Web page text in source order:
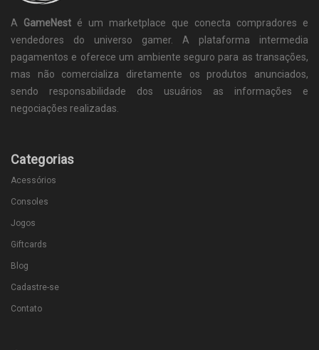
A GameNest é um marketplace que conecta compradores e
vendedores do universo gamer. A plataforma intermedia
pagamentos e oferece um ambiente seguro para as transações,
mas não comercializa diretamente os produtos anunciados,
sendo responsabilidade dos usuários as informações e
negociações realizadas.
Categorias
Acessórios
Consoles
Jogos
Giftcards
Blog
Cadastre-se
Contato